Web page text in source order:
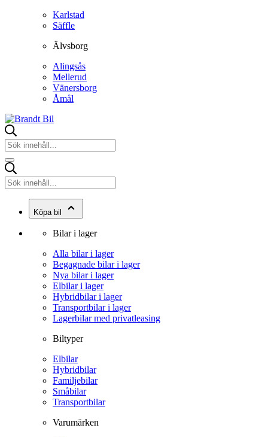
Karlstad
Säffle
Älvsborg
Alingsås
Mellerud
Vänersborg
Åmål
Köpa bil
Bilar i lager
Alla bilar i lager
Begagnade bilar i lager
Nya bilar i lager
Elbilar i lager
Hybridbilar i lager
Transportbilar i lager
Lagerbilar med privatleasing
Biltyper
Elbilar
Hybridbilar
Familjebilar
Småbilar
Transportbilar
Varumärken